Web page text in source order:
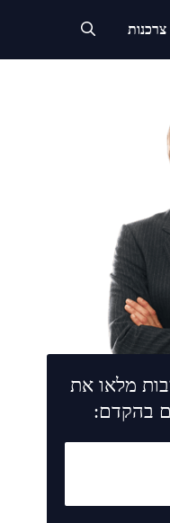
צרכנות
מלאו את
בהקדם: